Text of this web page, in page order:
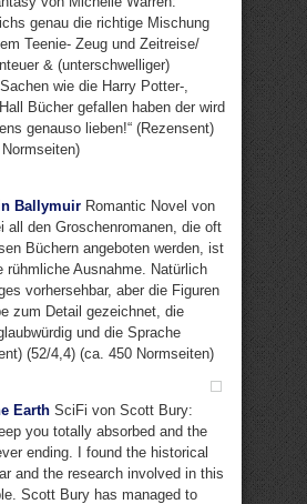
genau die richtige Mischung
Teenie- Zeug und Zeitreise/
& (unterschwelliger)
wie die Harry Potter-,
Bücher gefallen haben der wird
genauso lieben!“ (Rezensent)
Ballymuir Romantic Novel von
all den Groschenromanen, die oft
Büchern angeboten werden, ist
rühmliche Ausnahme. Natürlich
vorhersehbar, aber die Figuren
zum Detail gezeichnet, die
und die Sprache
(52/4,4) (ca. 450 Normseiten)
Earth SciFi von Scott Bury:
you totally absorbed and the
ending. I found the historical
and the research involved in this
Scott Bury has managed to